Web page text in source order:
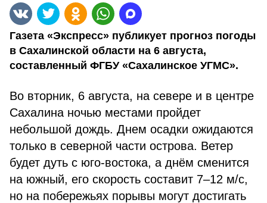
Газета «Экспресс» публикует прогноз погоды
в Сахалинской области на 6 августа,
составленный ФГБУ «Сахалинское УГМС».
Во вторник, 6 августа, на севере и в центре
Сахалина ночью местами пройдет
небольшой дождь. Днем осадки ожидаются
только в северной части острова. Ветер
будет дуть с юго-востока, а днём сменится
на южный, его скорость составит 7–12 м/с,
но на побережьях порывы могут достигать